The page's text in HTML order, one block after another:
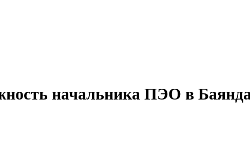
начальника ПЭО в